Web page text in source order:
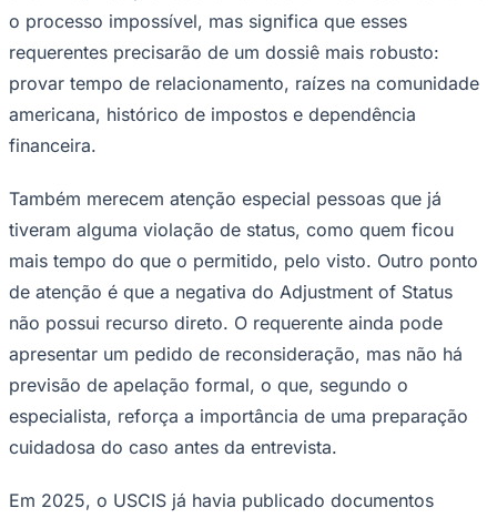
Flamengo
o processo impossível, mas significa que esses
requerentes precisarão de um dossiê mais robusto:
provar tempo de relacionamento, raízes na comunidade
americana, histórico de impostos e dependência
financeira.
Também merecem atenção especial pessoas que já
tiveram alguma violação de status, como quem ficou
mais tempo do que o permitido, pelo visto. Outro ponto
de atenção é que a negativa do Adjustment of Status
não possui recurso direto. O requerente ainda pode
apresentar um pedido de reconsideração, mas não há
previsão de apelação formal, o que, segundo o
especialista, reforça a importância de uma preparação
cuidadosa do caso antes da entrevista.
Em 2025, o USCIS já havia publicado documentos